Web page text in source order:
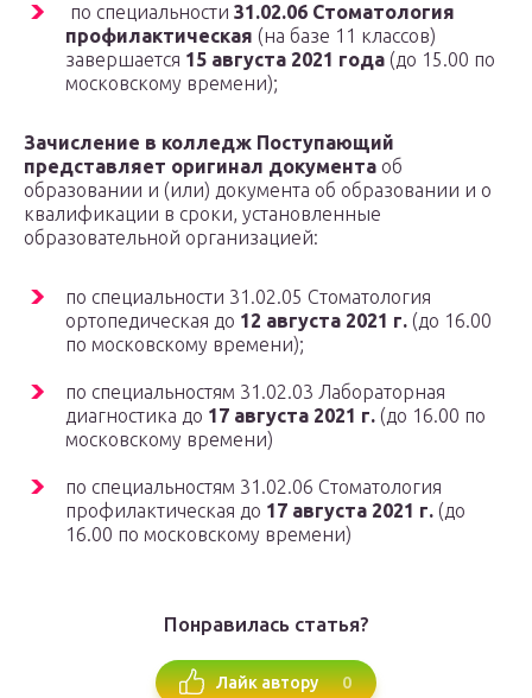
по специальности 31.02.06 Стоматология
профилактическая (на базе 11 классов)
завершается 15 августа 2021 года (до 15.00 по
московскому времени);
Зачисление в колледж Поступающий
представляет оригинал документа об
образовании и (или) документа об образовании и о
квалификации в сроки, установленные
образовательной организацией:
по специальности 31.02.05 Стоматология
ортопедическая до 12 августа 2021 г. (до 16.00
по московскому времени);
по специальностям 31.02.03 Лабораторная
диагностика до 17 августа 2021 г. (до 16.00 по
московскому времени)
по специальностям 31.02.06 Стоматология
профилактическая до 17 августа 2021 г. (до
16.00 по московскому времени)
Понравилась статья?
Лайк автору 0